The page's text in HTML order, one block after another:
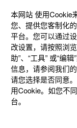
资讯
© 2025 卡西欧
本网站 使⽤Cookie
您、提供您客制化
平台。您可以通过
改设置，请按照浏
助”、“⼯具” 或“编
信息，请参阅我们的
请您选择是否同意
用Cookie。如您不
台。